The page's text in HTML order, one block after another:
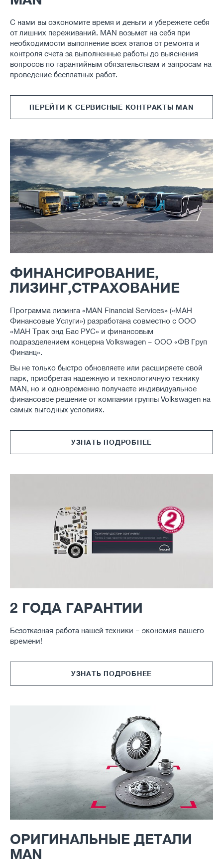
С нами вы сэкономите время и деньги и убережете себя
от лишних переживаний. MAN возьмет на себя при
необходимости выполнение всех этапов от ремонта и
контроля счета за выполненные работы до выяснения
вопросов по гарантийным обязательствам и запросам на
проведение бесплатных работ.
ПЕРЕЙТИ К СЕРВИСНЫЕ КОНТРАКТЫ MAN
ФИНАНСИРОВАНИЕ,
ЛИЗИНГ,СТРАХОВАНИЕ
Программа лизинга «MAN Financial Services» («МАН
Финансовые Услуги») разработана совместно с ООО
«МАН Трак энд Бас РУС» и финансовым
подразделением концерна Volkswagen – ООО «ФВ Груп
Финанц».
Вы не только быстро обновляете или расширяете свой
парк, приобретая надежную и технологичную технику
MAN, но и одновременно получаете индивидуальное
финансовое решение от компании группы Volkswagen на
самых выгодных условиях.
УЗНАТЬ ПОДРОБНЕЕ
2 ГОДА ГАРАНТИИ
Безотказная работа нашей техники – экономия вашего
времени!
УЗНАТЬ ПОДРОБНЕЕ
ОРИГИНАЛЬНЫЕ ДЕТАЛИ
MAN